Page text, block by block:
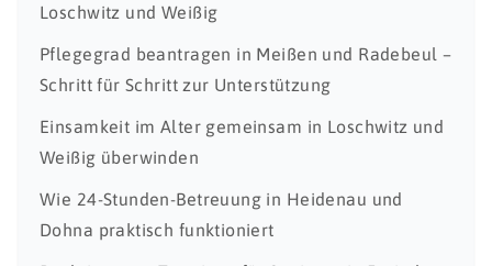
Loschwitz und Weißig
Pflegegrad beantragen in Meißen und Radebeul –
Schritt für Schritt zur Unterstützung
Einsamkeit im Alter gemeinsam in Loschwitz und
Weißig überwinden
Wie 24-Stunden-Betreuung in Heidenau und
Dohna praktisch funktioniert